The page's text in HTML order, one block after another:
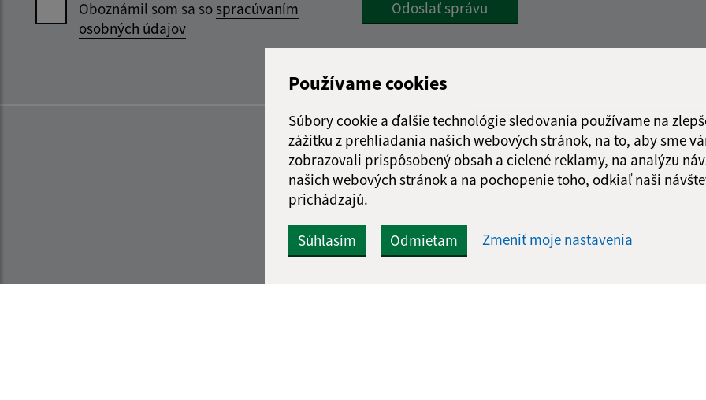
Používame cookies
Súbory cookie a ďalšie technológie sledovania používame na
zážitku z prehliadania našich webových stránok, na to, aby sme
zobrazovali prispôsobený obsah a cielené reklamy, na analýzu
našich webových stránok a na pochopenie toho, odkiaľ naši
prichádzajú.
Súhlasím Odmietam Zmeniť moje nastavenia
Oboznámil som sa sospracúvaním
osobných údajov
Odoslať správu